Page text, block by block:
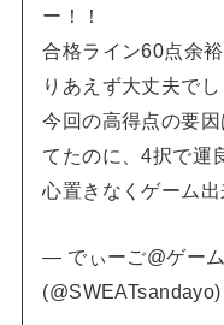
ー！！
合格ライン60点余
りあえず大丈夫で
今回の高得点の要
てたのに、4択で運
心置きなくゲーム
— でぃーご@ゲー
(@SWEATsandayo)